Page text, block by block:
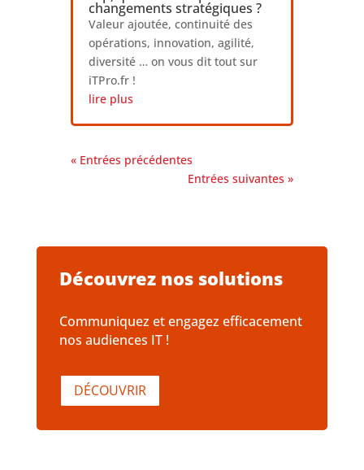
changements stratégiques ?
Valeur ajoutée, continuité des
opérations, innovation, agilité,
diversité … on vous dit tout sur
iTPro.fr !
lire plus
« Entrées précédentes
Entrées suivantes »
Découvrez nos solutions
Communiquez et engagez efficacement
nos audiences IT !
DÉCOUVRIR